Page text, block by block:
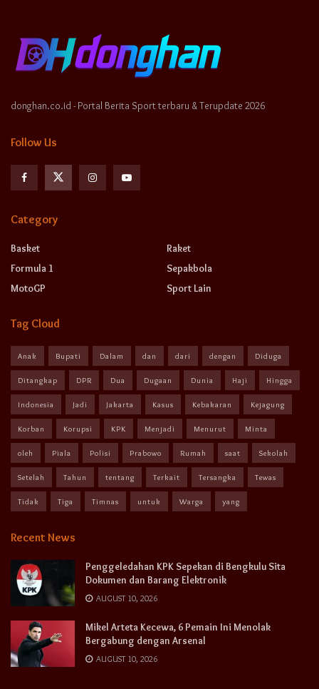
donghan.co.id - Portal Berita Sport terbaru & Terupdate 2026
Follow Us
Category
Basket
Formula 1
MotoGP
Raket
Sepakbola
Sport Lain
Tag Cloud
Anak Bupati Dalam dan dari dengan Diduga
Ditangkap DPR Dua Dugaan Dunia Haji Hingga
Indonesia Jadi Jakarta Kasus Kebakaran Kejagung
Korban Korupsi KPK Menjadi Menurut Minta
oleh Piala Polisi Prabowo Rumah saat Sekolah
Setelah Tahun tentang Terkait Tersangka Tewas
Tidak Tiga Timnas untuk Warga yang
Recent News
Penggeledahan KPK Sepekan di Bengkulu Sita
Dokumen dan Barang Elektronik
AUGUST 10, 2026
Mikel Arteta Kecewa, 6 Pemain Ini Menolak
Bergabung dengan Arsenal
AUGUST 10, 2026